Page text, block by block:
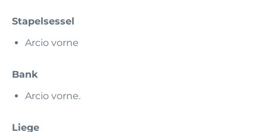
Stapelsessel
Arcio vorne
Bank
Arcio vorne.
Liege